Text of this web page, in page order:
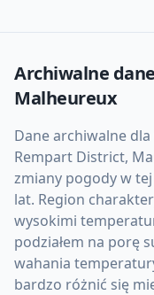
Archiwalne
Malheureux
Dane archiwalne
Rempart District,
zmiany pogody w
lat. Region
wysokimi
podziałem na porę
wahania
bardzo różnić się